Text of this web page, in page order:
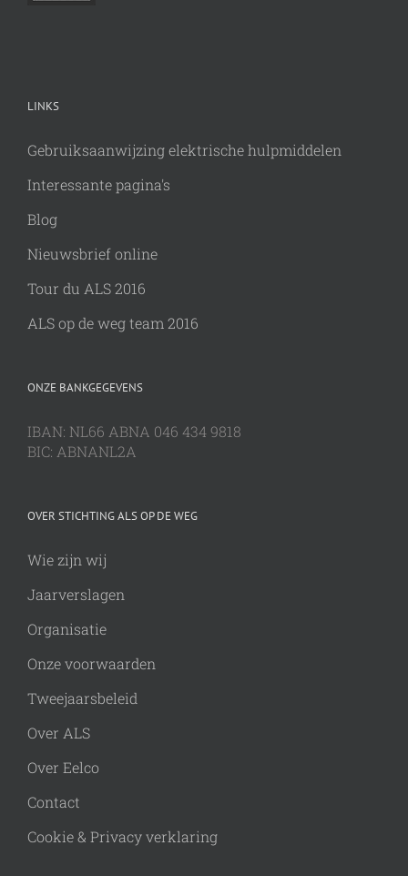
LINKS
Gebruiksaanwijzing elektrische hulpmiddelen
Interessante pagina's
Blog
Nieuwsbrief online
Tour du ALS 2016
ALS op de weg team 2016
ONZE BANKGEGEVENS
IBAN: NL66 ABNA 046 434 9818
BIC: ABNANL2A
OVER STICHTING ALS OP DE WEG
Wie zijn wij
Jaarverslagen
Organisatie
Onze voorwaarden
Tweejaarsbeleid
Over ALS
Over Eelco
Contact
Cookie & Privacy verklaring